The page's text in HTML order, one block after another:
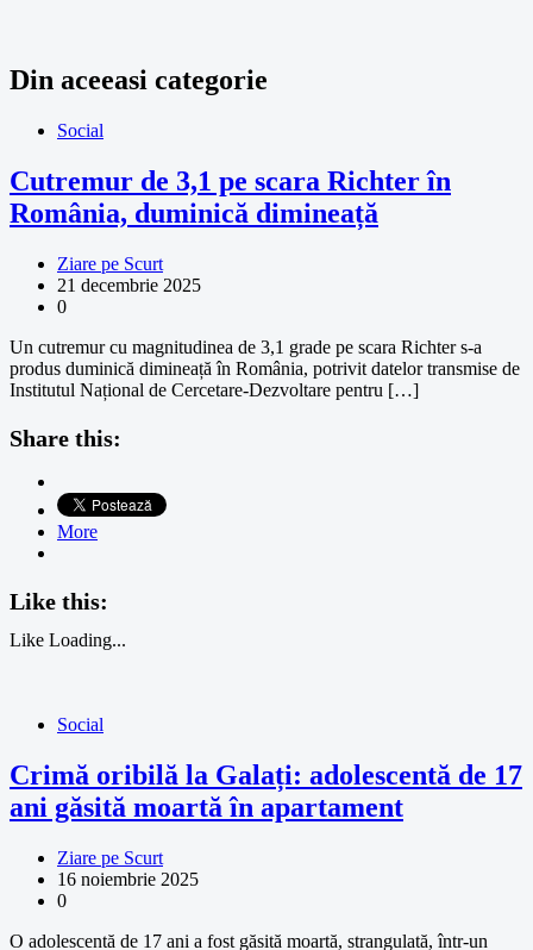
Din aceeasi categorie
Social
Cutremur de 3,1 pe scara Richter în
România, duminică dimineață
Ziare pe Scurt
21 decembrie 2025
0
Un cutremur cu magnitudinea de 3,1 grade pe scara Richter s-a
produs duminică dimineață în România, potrivit datelor transmise de
Institutul Național de Cercetare-Dezvoltare pentru […]
Share this:
More
Like this:
Like Loading...
Social
Crimă oribilă la Galați: adolescentă de 17
ani găsită moartă în apartament
Ziare pe Scurt
16 noiembrie 2025
0
O adolescentă de 17 ani a fost găsită moartă, strangulată, într-un